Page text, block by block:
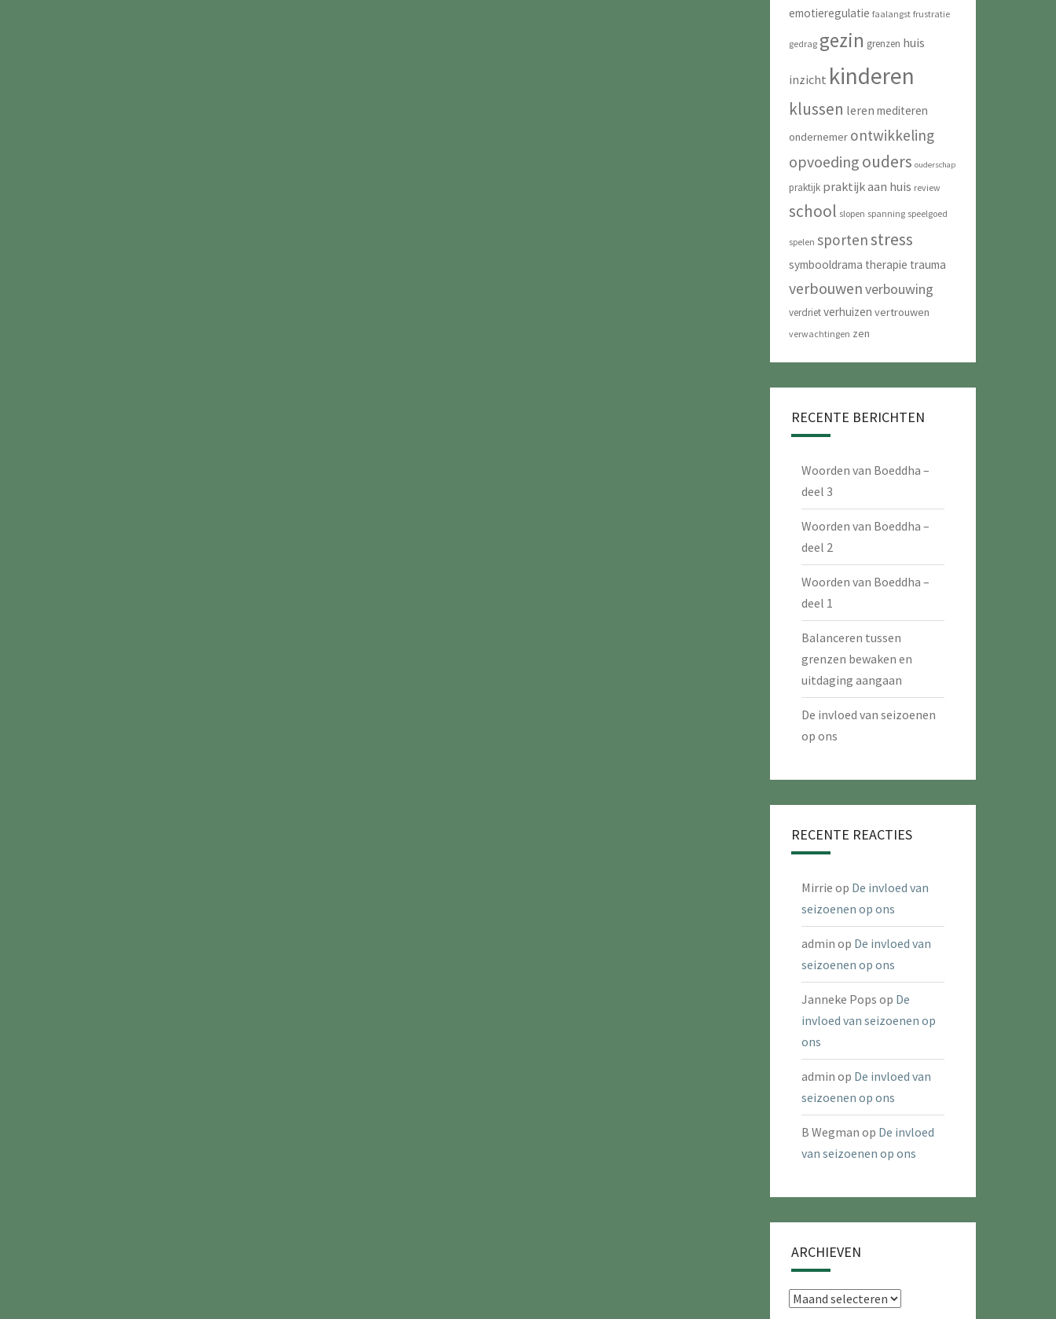
emotieregulatie faalangst frustratie
gedrag gezin grenzen huis
inzicht kinderen
klussen leren mediteren
ondernemer ontwikkeling
opvoeding ouders ouderschap
praktijk praktijk aan huis review
school slopen spanning speelgoed
spelen sportenstress
symbooldrama therapie trauma
verbouwenverbouwing
verdriet verhuizen vertrouwen
verwachtingen zen
RECENTE BERICHTEN
Woorden van Boeddha –
deel 3
Woorden van Boeddha –
deel 2
Woorden van Boeddha –
deel 1
Balanceren tussen
grenzen bewaken en
uitdaging aangaan
De invloed van seizoenen
op ons
RECENTE REACTIES
Mirrie op De invloed van
seizoenen op ons
admin op De invloed van
seizoenen op ons
Janneke Pops op De
invloed van seizoenen op
ons
admin op De invloed van
seizoenen op ons
B Wegman op De invloed
van seizoenen op ons
ARCHIEVEN
Archieven